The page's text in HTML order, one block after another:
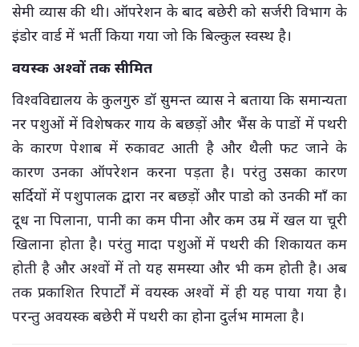
सेमी व्यास की थी। ऑपरेशन के बाद बछेरी को सर्जरी विभाग के
इंडोर वार्ड में भर्ती किया गया जो कि बिल्कुल स्वस्थ है।
वयस्क अश्वों तक सीमित
विश्वविद्यालय के कुलगुरु डॉ सुमन्त व्यास ने बताया कि समान्यता
नर पशुओं में विशेषकर गाय के बछड़ों और भैंस के पाडों में पथरी
के कारण पेशाब में रुकावट आती है और थैली फट जाने के
कारण उनका ऑपरेशन करना पड़ता है। परंतु उसका कारण
सर्दियों में पशुपालक द्वारा नर बछड़ों और पाडो को उनकी माँ का
दूध ना पिलाना, पानी का कम पीना और कम उम्र में खल या चूरी
खिलाना होता है। परंतु मादा पशुओं में पथरी की शिकायत कम
होती है और अश्वों में तो यह समस्या और भी कम होती है। अब
तक प्रकाशित रिपार्टों में वयस्क अश्वों में ही यह पाया गया है।
परन्तु अवयस्क बछेरी में पथरी का होना दुर्लभ मामला है।